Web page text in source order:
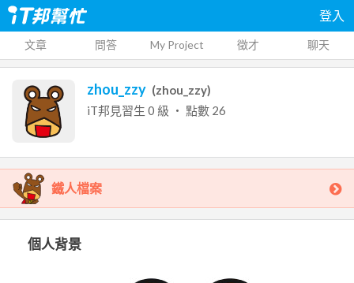
登入
文章 問答 My Project 徵才 聊天
zhou_zzy (zhou_zzy)
iT邦見習生 0 級 ‧ 點數 26
鐵人檔案
個人背景